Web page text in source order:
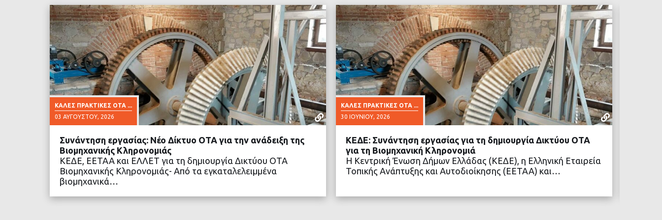
ΚΑΛΈΣ ΠΡΑΚΤΙΚΈΣ ΟΤΑ ...
03 ΑΥΓΟΎΣΤΟΥ, 2026
Συνάντηση εργασίας: Νέο Δίκτυο ΟΤΑ για την ανάδειξη της
Βιομηχανικής Κληρονομιάς
ΚΕΔΕ, ΕΕΤΑΑ και ΕΛΛΕΤ για τη δημιουργία Δικτύου ΟΤΑ
Βιομηχανικής Κληρονομιάς- Από τα εγκαταλελειμμένα
βιομηχανικά…
ΚΑΛΈΣ ΠΡΑΚΤΙΚΈΣ ΟΤΑ ...
30 ΙΟΥΝΊΟΥ, 2026
ΚΕΔΕ: Συνάντηση εργασίας για τη δημιουργία Δικτύου ΟΤΑ
για τη Βιομηχανική Κληρονομιά
Η Κεντρική Ένωση Δήμων Ελλάδας (ΚΕΔΕ), η Ελληνική Εταιρεία
Τοπικής Ανάπτυξης και Αυτοδιοίκησης (ΕΕΤΑΑ) και…